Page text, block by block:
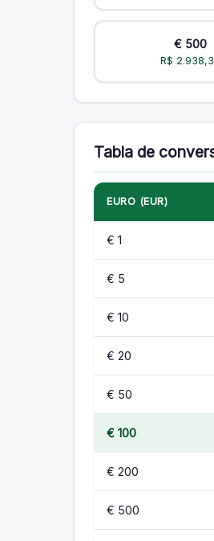
€ 500
R$
Tabla de
EURO (EUR)
€ 1
€ 5
€ 10
€ 20
€ 50
€ 100
€ 200
€ 500